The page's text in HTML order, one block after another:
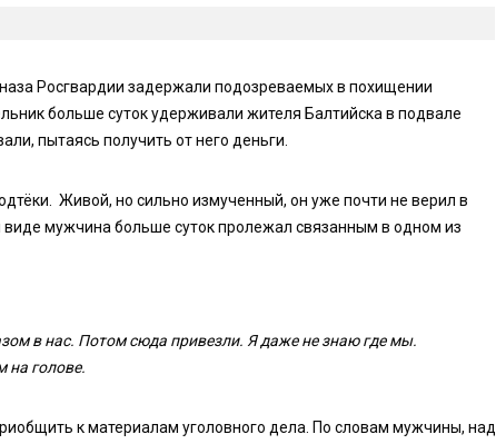
Росгвардии задержали подозреваемых в похищении
больше суток удерживали жителя Балтийска в подвале
пытаясь получить от него деньги.
Живой, но сильно измученный, он уже почти не верил в
мужчина больше суток пролежал связанным в одном из
в нас. Потом сюда привезли. Я даже не знаю где мы.
на голове.
к материалам уголовного дела. По словам мужчины, над